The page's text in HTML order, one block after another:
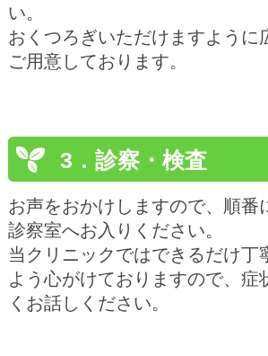
い。
おくつろぎいただけますように
ご用意しております。
3．診察・検査
お声をおかけしますので、順番
診察室へお入りください。
当クリニックではできるだけ丁
よう心がけておりますので、症
くお話しください。